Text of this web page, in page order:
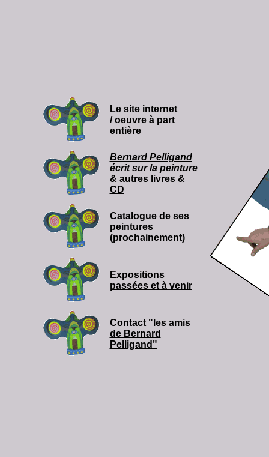
Le site internet
/ oeuvre à part
entière
Bernard Pelligand
écrit sur la peinture
& autres livres &
CD
Catalogue de ses
peintures
(prochainement)
Expositions
passées et à venir
Contact "les amis
de Bernard
Pelligand"